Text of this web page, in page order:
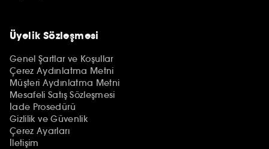
Üyelik Sözleşmesi
Genel Şartlar ve Koşullar
Çerez Aydınlatma Metni
Müşteri Aydınlatma Metni
Mesafeli Satış Sözleşmesi
İade Prosedürü
Gizlilik ve Güvenlik
Çerez Ayarları
İletişim